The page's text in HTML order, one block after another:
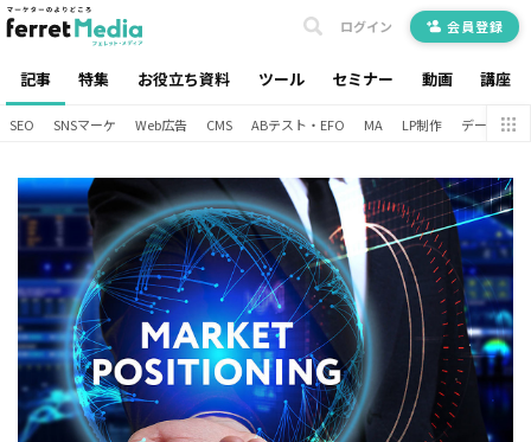
記事 特集 お役立ち資料 ツール セミナー 動画 講座
ログイン 会員登録
SEO SNSマーケ Web広告 CMS ABテスト・EFO MA LP制作 データ分析